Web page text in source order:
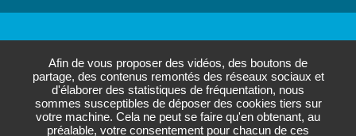
Afin de vous proposer des vidéos, des boutons de
partage, des contenus remontés des réseaux sociaux et
d'élaborer des statistiques de fréquentation, nous
sommes susceptibles de déposer des cookies tiers sur
votre machine. Cela ne peut se faire qu'en obtenant, au
préalable, votre consentement pour chacun de ces
Paris - Vallée de la Marne
Annuaire des entreprises